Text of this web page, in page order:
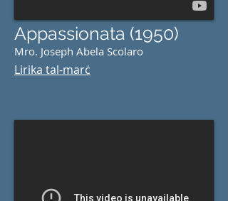
Appassionata (1950)
Mro. Joseph Abela Scolaro
Lirika tal-marċ